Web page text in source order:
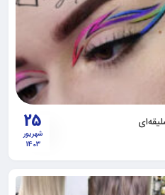
25
شهریور
1403